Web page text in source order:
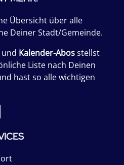
Übersicht über alle
Deiner Stadt/Gemeinde.
und Kalender-Abosstellst
Liste nach Deinen
hast so alle wichtigen